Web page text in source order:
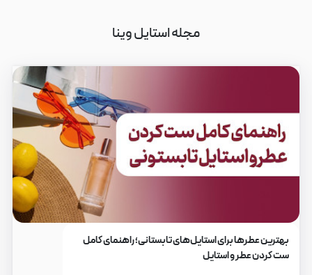
مجله استایل وینا
بهترین عطرها برای استایل‌های تابستانی؛ راهنمای کامل
ست کردن عطر و استایل